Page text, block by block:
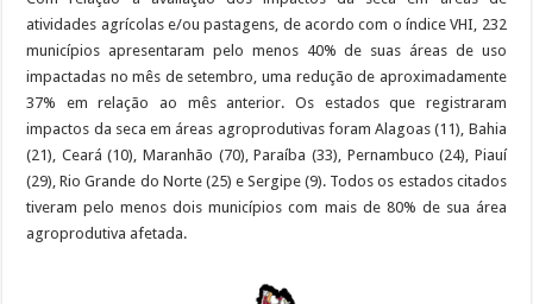
atividades agrícolas e/ou pastagens, de acordo com o índice VHI, 232
municípios apresentaram pelo menos 40% de suas áreas de uso
impactadas no mês de setembro, uma redução de aproximadamente
37% em relação ao mês anterior. Os estados que registraram
impactos da seca em áreas agroprodutivas foram Alagoas (11), Bahia
(21), Ceará (10), Maranhão (70), Paraíba (33), Pernambuco (24), Piauí
(29), Rio Grande do Norte (25) e Sergipe (9). Todos os estados citados
tiveram pelo menos dois municípios com mais de 80% de sua área
agroprodutiva afetada.